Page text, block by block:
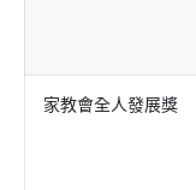
家教會全人發展獎